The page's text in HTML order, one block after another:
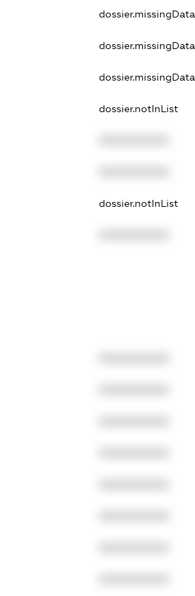
dossier.missingData
dossier.missingData
dossier.missingData
dossier.notInList
dossier.notInList